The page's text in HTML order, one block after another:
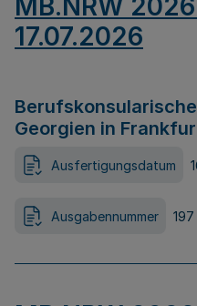
MB.NRW
17.07.2026
Georgien in
Ausfertigungsdatum
Ausgabennummer 197